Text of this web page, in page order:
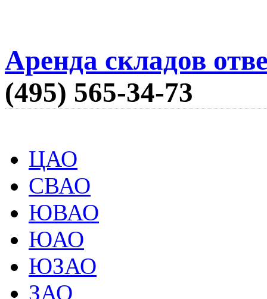
Аренда складов
(495) 565-34-73
ЦАО
СВАО
ЮВАО
ЮАО
ЮЗАО
ЗАО